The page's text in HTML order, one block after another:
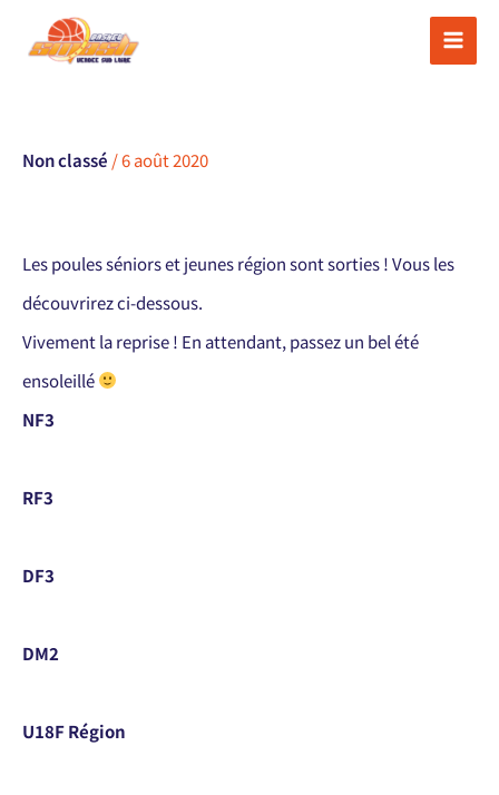
Non classé /6 août 2020
Les poules séniors et jeunes région sont sorties ! Vous les
découvrirez ci-dessous.
Vivement la reprise ! En attendant, passez un bel été
ensoleillé
NF3
RF3
DF3
DM2
U18F Région